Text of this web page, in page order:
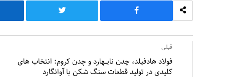
قبلی
فولاد هادفیلد، چدن نایــهارد و چدن کروم: انتخاب ‌های
کلیدی در تولید قطعات سنگ شکن با آوانگارد